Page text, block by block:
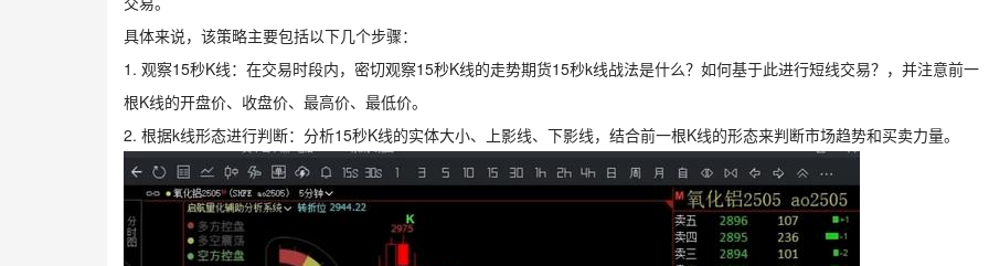
具体来说，该策略主要包括以下几个步骤：
1. 观察15秒K线：在交易时段内，密切观察15秒K线的走势期货15秒k线战法是什么？如何基于此进行短线交易？，并注意前一
根K线的开盘价、收盘价、最高价、最低价。
2. 根据k线形态进行判断：分析15秒K线的实体大小、上影线、下影线，结合前一根K线的形态来判断市场趋势和买卖力量。